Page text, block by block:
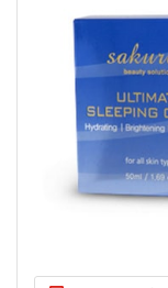
cho da khỏe
Tế bào gốc
Làm trắng và trẻ
#Công dụng
Tăng cường
mịn màng,
Làm dịu da,
sống và